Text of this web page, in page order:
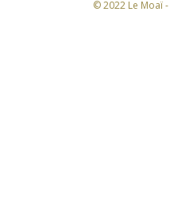
© 2022 Le Moaï